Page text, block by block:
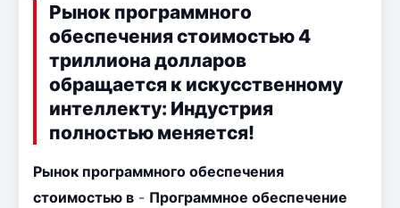
Рынок программного
обеспечения стоимостью 4
триллиона долларов
обращается к искусственному
интеллекту: Индустрия
полностью меняется!
Рынок программного обеспечения
стоимостью в - Программное обеспечение